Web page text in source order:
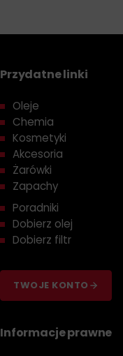
Przydatne linki
Oleje
Chemia
Kosmetyki
Akcesoria
Żarówki
Zapachy
Poradniki
Dobierz olej
Dobierz filtr
TWOJE KONTO
Informacje prawne